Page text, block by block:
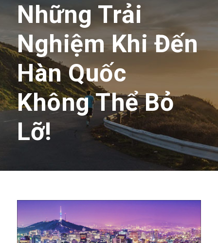
Những Trải
Nghiệm Khi Đến
Hàn Quốc
Không Thể Bỏ
Lỡ!